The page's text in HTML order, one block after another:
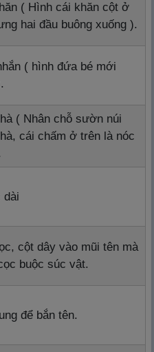
( Hình cái khăn cột ở
hai đầu buông xuống ).
( hình đứa bé mới
( Nhân chỗ sườn núi
cái chấm ở trên là nóc
dài
cột dây vào mũi tên mà
buộc súc vật.
để bắn tên.